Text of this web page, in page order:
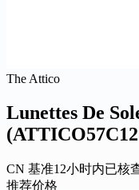
The Attico
Lunettes De
CN 基准12小时内已核
推荐价格